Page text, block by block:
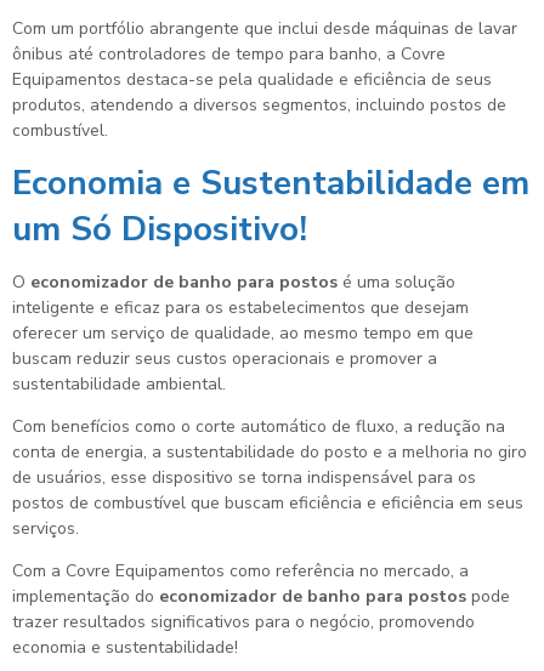
Com um portfólio abrangente que inclui desde máquinas de lavar
ônibus até controladores de tempo para banho, a Covre
Equipamentos destaca-se pela qualidade e eficiência de seus
produtos, atendendo a diversos segmentos, incluindo postos de
combustível.
Economia e Sustentabilidade em
um Só Dispositivo!
O economizador de banho para postos é uma solução
inteligente e eficaz para os estabelecimentos que desejam
oferecer um serviço de qualidade, ao mesmo tempo em que
buscam reduzir seus custos operacionais e promover a
sustentabilidade ambiental.
Com benefícios como o corte automático de fluxo, a redução na
conta de energia, a sustentabilidade do posto e a melhoria no giro
de usuários, esse dispositivo se torna indispensável para os
postos de combustível que buscam eficiência e eficiência em seus
serviços.
Com a Covre Equipamentos como referência no mercado, a
implementação do economizador de banho para postos pode
trazer resultados significativos para o negócio, promovendo
economia e sustentabilidade!